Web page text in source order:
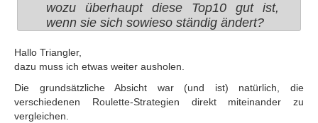
wozu überhaupt diese Top10 gut ist,
wenn sie sich sowieso ständig ändert?
Hallo Triangler,
dazu muss ich etwas weiter ausholen.
Die grundsätzliche Absicht war (und ist) natürlich, die
verschiedenen Roulette-Strategien direkt miteinander zu
vergleichen.